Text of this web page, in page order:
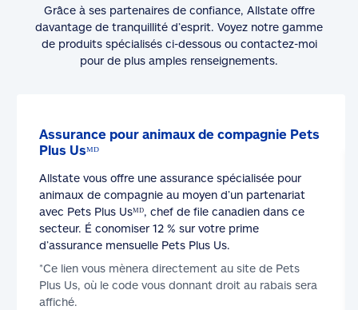
Grâce à ses partenaires de confiance, Allstate offre
davantage de tranquillité d’esprit. Voyez notre gamme
de produits spécialisés ci-dessous ou contactez-moi
pour de plus amples renseignements.
Assurance pour animaux de compagnie Pets
Plus Usᴹᴰ
Allstate vous offre une assurance spécialisée pour
animaux de compagnie au moyen d’un partenariat
avec Pets Plus Usᴹᴰ, chef de file canadien dans ce
secteur. É conomiser 12 % sur votre prime
d’assurance mensuelle Pets Plus Us.
*Ce lien vous mènera directement au site de Pets
Plus Us, où le code vous donnant droit au rabais sera
affiché.